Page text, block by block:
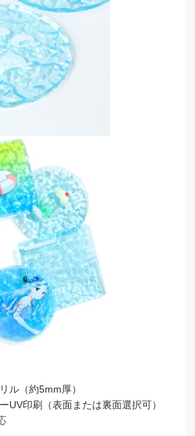
ル（約5mm厚）
UV印刷（表面または裏面選択可）